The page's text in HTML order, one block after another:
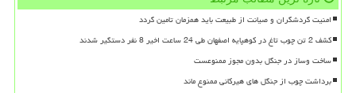
امنیت گردشگران و صیانت از طبیعت باید همزمان تامین گردد
کشف 2 تن چوب تاغ در کوهپایه اصفهان طی 24 ساعت اخیر 8 نفر دستگیر شدند
ساخت وساز در جنگل بدون مجوز ممنوعست
برداشت چوب از جنگل های هیرکانی ممنوع ماند